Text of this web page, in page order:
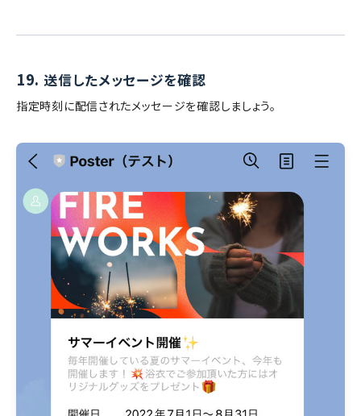
19. 送信したメッセージを確認
指定時刻に配信されたメッセージを確認しましょう。